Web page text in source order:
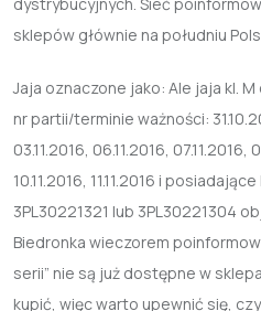
sklepów głównie na południu
Jaja oznaczone jako: Ale jaja kl.
nr partii/terminie ważności:
03.11.2016, 06.11.2016, 07.11.2016,
10.11.2016, 11.11.2016 i
3PL30221321 lub 3PL30221304
Biedronka wieczorem
serii” nie są już dostępne w
kupić, więc warto upewnić się,